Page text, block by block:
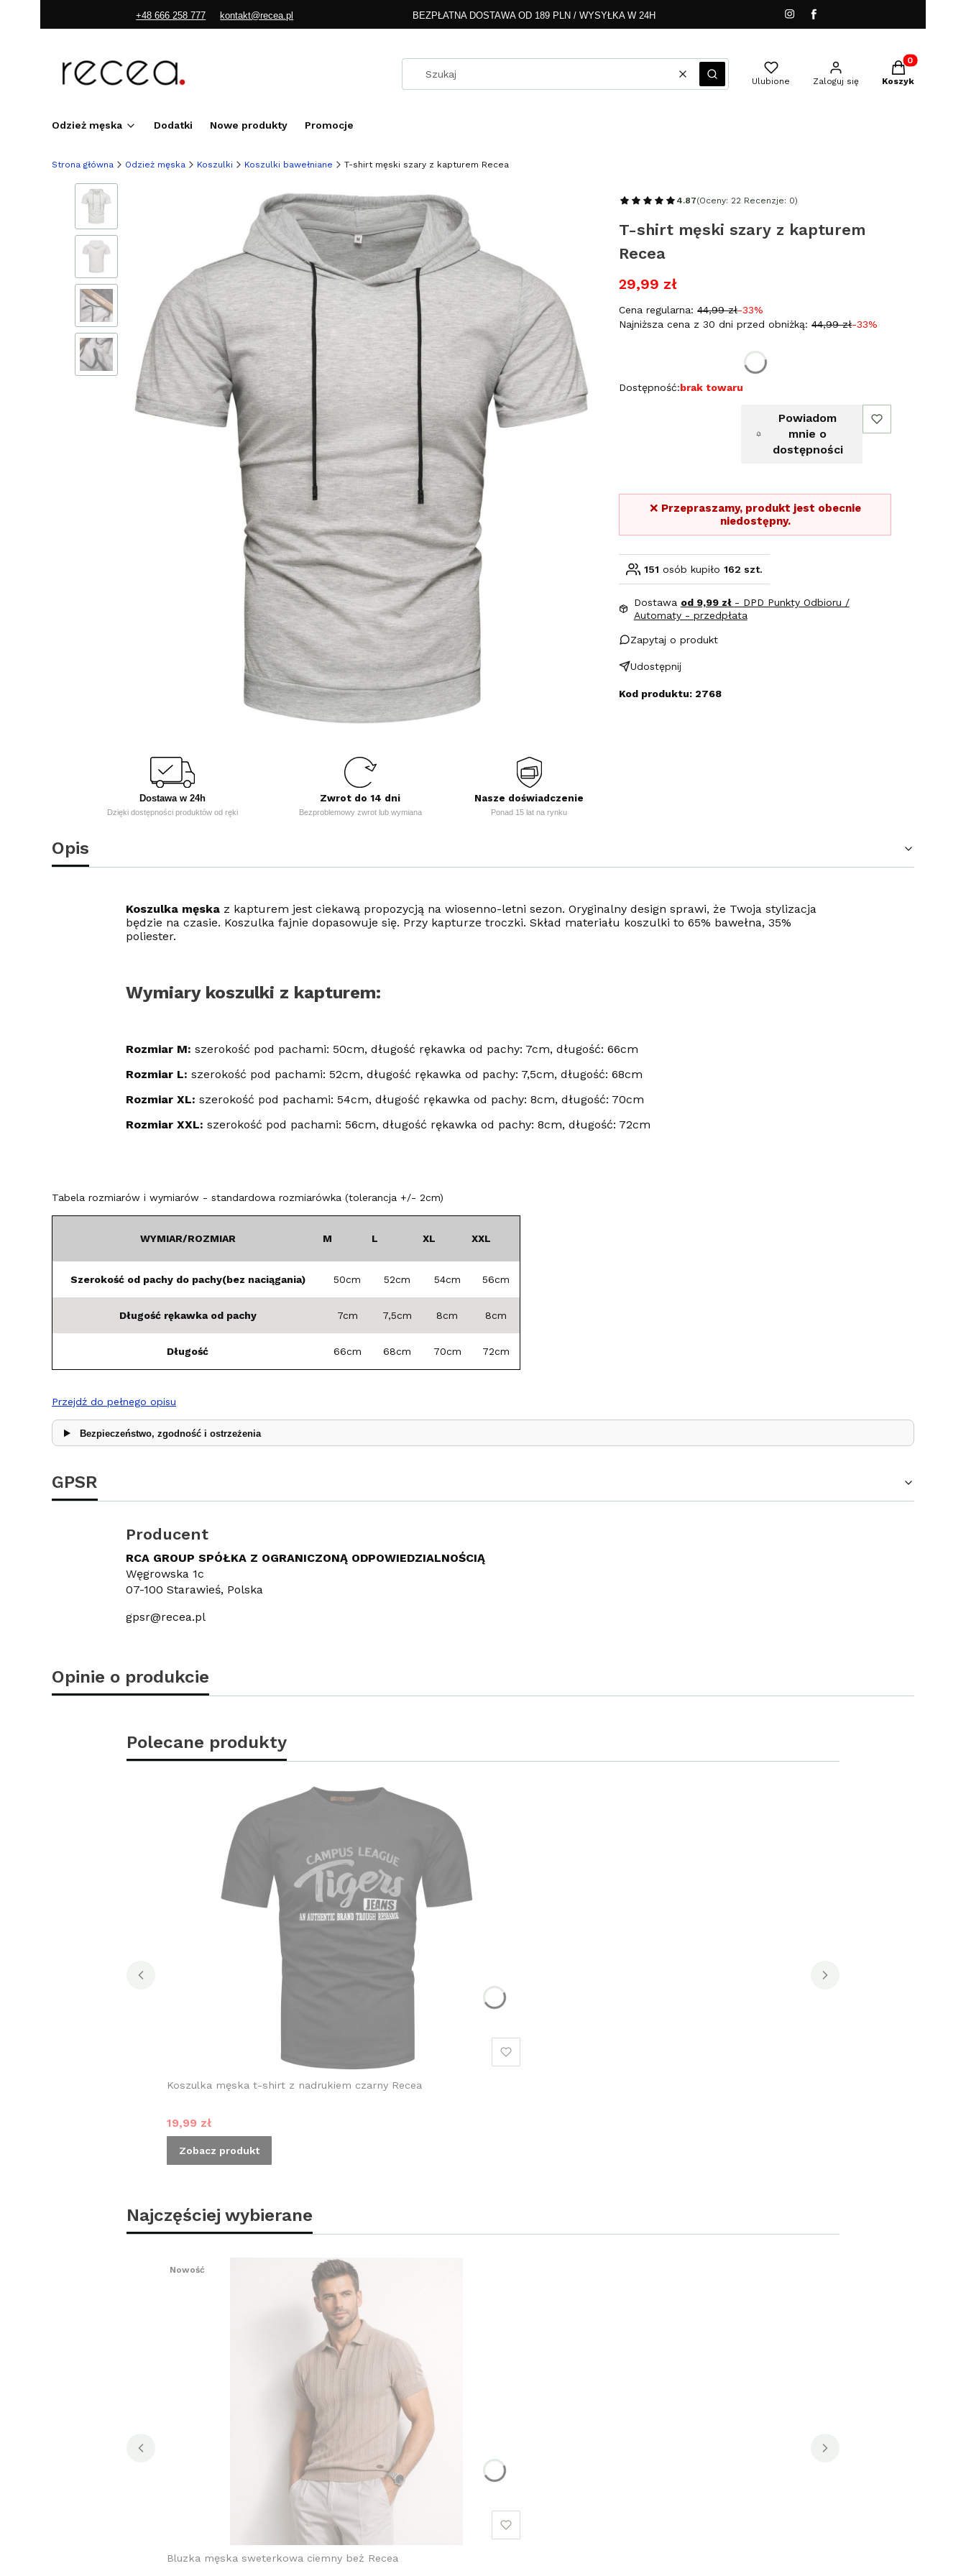
+48 666 258 777 kontakt@recea.pl BEZPŁATNA DOSTAWA OD 189 PLN / WYSYŁKA W 24H
WyczyśćSzukaj Ulubione Zaloguj się
Produkty w
Koszyk
Odzież męska Dodatki Nowe produkty Promocje
Strona główna Odzież męska Koszulki Koszulki bawełniane T-shirt męski szary z kapturem Recea
Dostawa w 24h
Dzięki dostępności produktów od ręki
Zwrot do 14 dni
Bezproblemowy zwrot lub wymiana
Nasze doświadczenie
Ponad 15 lat na rynku
4.87(Oceny: 22 Recenzje: 0)
T-shirt męski szary z kapturem
Recea
29,99 zł
Cena regularna: 44,99 zł-33%
Najniższa cena z 30 dni przed obniżką: 44,99 zł-33%
Dostępność:brak towaru
Powiadom
mnie o
dostępności
❌ Przepraszamy, produkt jest obecnie
niedostępny.
151 osób kupiło162 szt.
Dostawa od 9,99 zł - DPD Punkty Odbioru /
Automaty - przedpłata
Zapytaj o produkt
Udostępnij
Kod produktu: 2768
Opis
Koszulka męska z kapturem jest ciekawą propozycją na wiosenno-letni sezon. Oryginalny design sprawi, że Twoja stylizacja
będzie na czasie. Koszulka fajnie dopasowuje się. Przy kapturze troczki. Skład materiału koszulki to 65% bawełna, 35%
poliester.
Wymiary koszulki z kapturem:
Rozmiar M: szerokość pod pachami: 50cm, długość rękawka od pachy: 7cm, długość: 66cm
Rozmiar L: szerokość pod pachami: 52cm, długość rękawka od pachy: 7,5cm, długość: 68cm
Rozmiar XL: szerokość pod pachami: 54cm, długość rękawka od pachy: 8cm, długość: 70cm
Rozmiar XXL: szerokość pod pachami: 56cm, długość rękawka od pachy: 8cm, długość: 72cm
Tabela rozmiarów i wymiarów - standardowa rozmiarówka (tolerancja +/- 2cm)
WYMIAR/ROZMIAR M L XL XXL
Szerokość od pachy do pachy(bez naciągania) 50cm 52cm 54cm 56cm
Długość rękawka od pachy 7cm 7,5cm 8cm 8cm
Długość 66cm 68cm 70cm 72cm
Przejdź do pełnego opisu
Bezpieczeństwo, zgodność i ostrzeżenia
GPSR
Producent
RCA GROUP SPÓŁKA Z OGRANICZONĄ ODPOWIEDZIALNOŚCIĄ
Węgrowska 1c
07-100 Starawieś, Polska
gpsr@recea.pl
Opinie o produkcie
Polecane produkty
Koszulka męska t-shirt z nadrukiem czarny Recea
Cena promocyjna
19,99 zł
Zobacz produkt
Najczęściej wybierane
Nowość
Bluzka męska sweterkowa ciemny beż Recea